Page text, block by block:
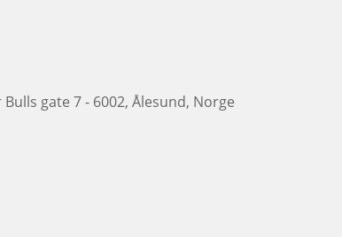
gate 7 - 6002, Ålesund, Norge